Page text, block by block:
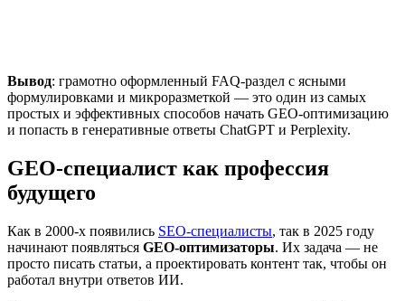
Вывод: грамотно оформленный FAQ-раздел с ясными
формулировками и микроразметкой — это один из самых
простых и эффективных способов начать GEO-оптимизацию
и попасть в генеративные ответы ChatGPT и Perplexity.
GEO-специалист как профессия
будущего
Как в 2000-х появились SEO-специалисты, так в 2025 году
начинают появляться GEO-оптимизаторы. Их задача — не
просто писать статьи, а проектировать контент так, чтобы он
работал внутри ответов ИИ.